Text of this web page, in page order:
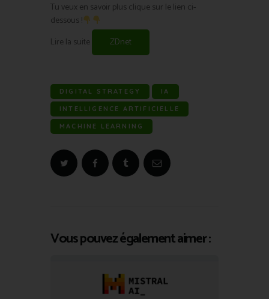
Tu veux en savoir plus clique sur le lien ci-
dessous !
Lire la suite
ZDnet
DIGITAL STRATEGY IA
INTELLIGENCE ARTIFICIELLE
MACHINE LEARNING
Vous pouvez également aimer :